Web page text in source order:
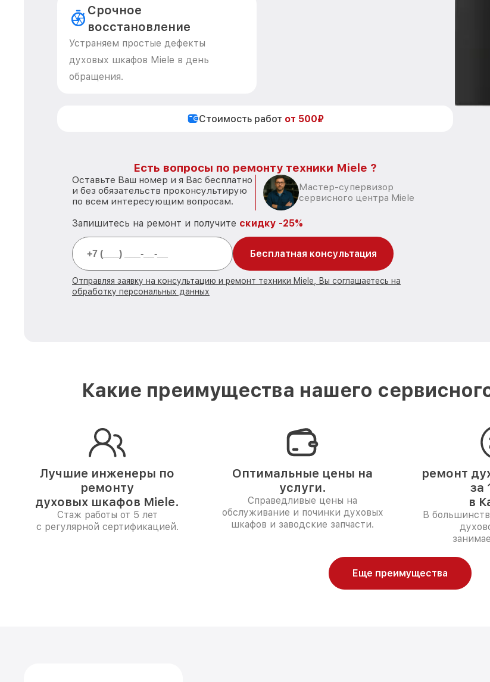
Срочное
восстановление
Устраняем простые дефекты
духовых шкафов Miele в день
обращения.
Стоимость работ от 500₽
Есть вопросы по ремонту техники Miele ?
Оставьте Ваш номер и я Вас бесплатно
и без обязательств проконсультирую
по всем интересующим вопросам.
Мастер-супервизор
сервисного центра Miele
Запишитесь на ремонт и получите скидку -25%
Бесплатная консультация
Отправляя заявку на консультацию и ремонт техники Miele, Вы соглашаетесь на
обработку персональных данных
Какие преимущества нашего
Лучшие инженеры по
ремонту
духовых шкафов Miele.
Стаж работы от 5 лет
с регулярной сертификацией.
Оптимальные цены на
услуги.
Справедливые цены на
обслуживание и починки духовых
шкафов и заводские запчасти.
ремонт
за
в
В
Еще преимущества